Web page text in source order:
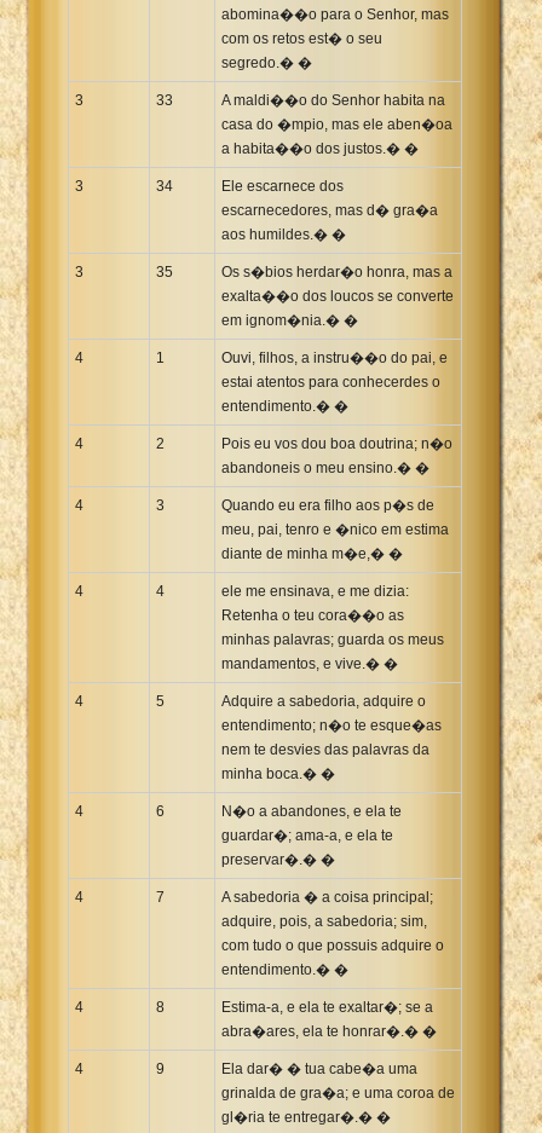
abomina��o para o Senhor, mas
com os retos est� o seu
segredo.� �
3 33
A maldi��o do Senhor habita na
casa do �mpio, mas ele aben�oa
a habita��o dos justos.� �
3 34
Ele escarnece dos
escarnecedores, mas d� gra�a
aos humildes.� �
3 35
Os s�bios herdar�o honra, mas a
exalta��o dos loucos se converte
em ignom�nia.� �
4 1
Ouvi, filhos, a instru��o do pai, e
estai atentos para conhecerdes o
entendimento.� �
4 2
Pois eu vos dou boa doutrina; n�o
abandoneis o meu ensino.� �
4 3
Quando eu era filho aos p�s de
meu, pai, tenro e �nico em estima
diante de minha m�e,� �
4 4
ele me ensinava, e me dizia:
Retenha o teu cora��o as
minhas palavras; guarda os meus
mandamentos, e vive.� �
4 5
Adquire a sabedoria, adquire o
entendimento; n�o te esque�as
nem te desvies das palavras da
minha boca.� �
4 6
N�o a abandones, e ela te
guardar�; ama-a, e ela te
preservar�.� �
4 7
A sabedoria � a coisa principal;
adquire, pois, a sabedoria; sim,
com tudo o que possuis adquire o
entendimento.� �
4 8
Estima-a, e ela te exaltar�; se a
abra�ares, ela te honrar�.� �
4 9
Ela dar� � tua cabe�a uma
grinalda de gra�a; e uma coroa de
gl�ria te entregar�.� �